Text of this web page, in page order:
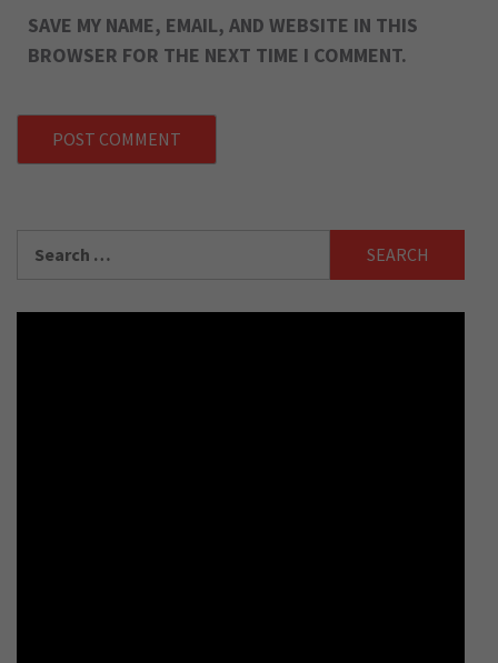
SAVE MY NAME, EMAIL, AND WEBSITE IN THIS
BROWSER FOR THE NEXT TIME I COMMENT.
for: